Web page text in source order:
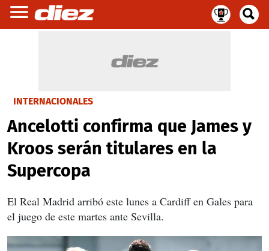
INTERNACIONALES
Ancelotti confirma que James y
Kroos serán titulares en la
Supercopa
El Real Madrid arribó este lunes a Cardiff en Gales para
el juego de este martes ante Sevilla.